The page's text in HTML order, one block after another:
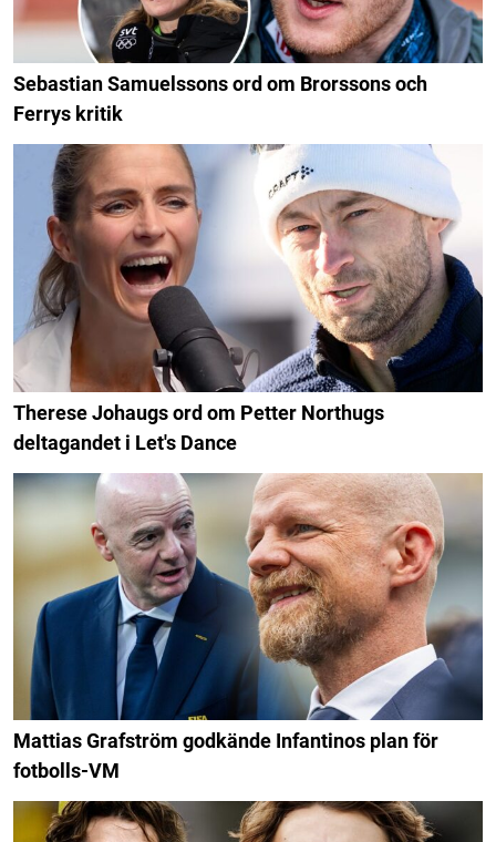
Sebastian Samuelssons ord om Brorssons och
Ferrys kritik
Therese Johaugs ord om Petter Northugs
deltagandet i Let's Dance
Mattias Grafström godkände Infantinos plan för
fotbolls-VM